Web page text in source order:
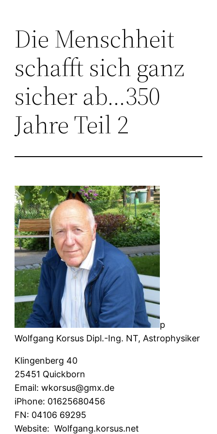
Die Menschheit
schafft sich ganz
sicher ab…350
Jahre Teil 2
p
Wolfgang Korsus Dipl.-Ing. NT, Astrophysiker
Klingenberg 40
25451 Quickborn
Email:wkorsus@gmx.de
iPhone: 01625680456
FN: 04106 69295
Website:Wolfgang.korsus.net